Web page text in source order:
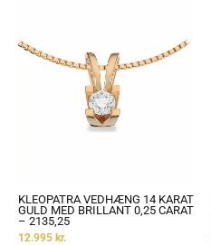
KLEOPATRA VEDHÆNG 14 KARAT
GULD MED BRILLANT 0,25 CARAT
– 2135,25
12.995 kr.